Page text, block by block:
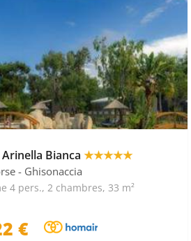
Bianca ★★★★★
- Ghisonaccia
4 pers., 2 chambres, 33 m²
€